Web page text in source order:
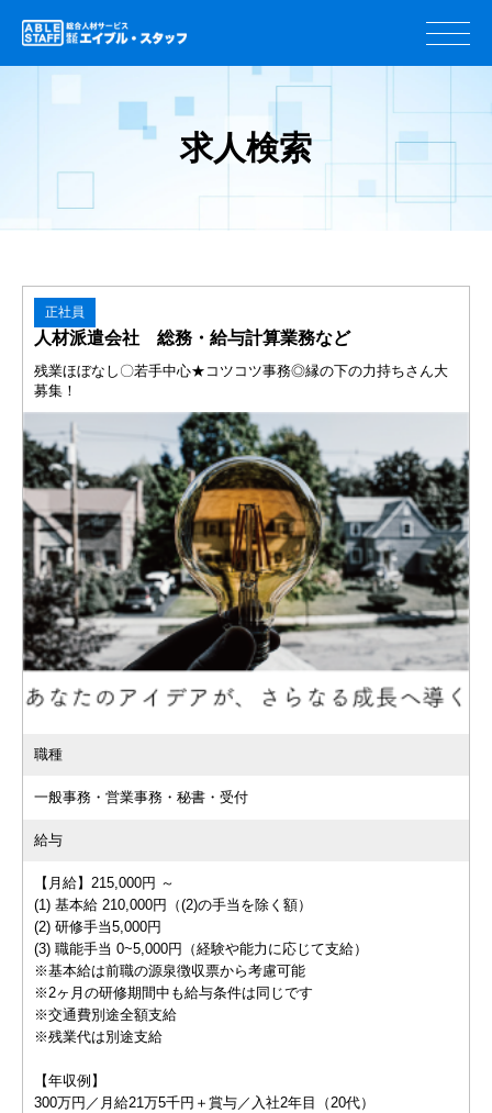
求人検索
正社員
人材派遣会社 総務・給与計算業務など
残業ほぼなし〇若手中心★コツコツ事務◎縁の下の力持ちさん大
募集！
職種
一般事務・営業事務・秘書・受付
給与
【月給】215,000円 ～
(1) 基本給 210,000円（(2)の手当を除く額）
(2) 研修手当5,000円
(3) 職能手当 0~5,000円（経験や能力に応じて支給）
※基本給は前職の源泉徴収票から考慮可能
※2ヶ月の研修期間中も給与条件は同じです
※交通費別途全額支給
※残業代は別途支給
【年収例】
300万円／月給21万5千円＋賞与／入社2年目（20代）